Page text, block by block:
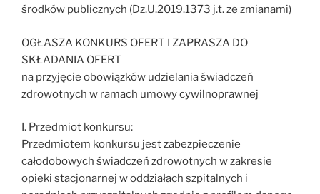
środków publicznych (Dz.U.2019.1373 j.t. ze zmianami)
OGŁASZA KONKURS OFERT I ZAPRASZA DO
SKŁADANIA OFERT
na przyjęcie obowiązków udzielania świadczeń
zdrowotnych w ramach umowy cywilnoprawnej
I. Przedmiot konkursu:
Przedmiotem konkursu jest zabezpieczenie
całodobowych świadczeń zdrowotnych w zakresie
opieki stacjonarnej w oddziałach szpitalnych i